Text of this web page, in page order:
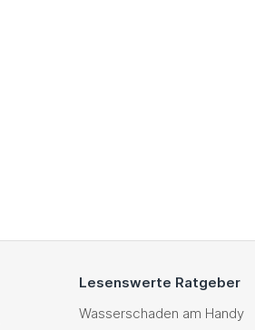
Lesenswerte Ratgeber
Wasserschaden am Handy